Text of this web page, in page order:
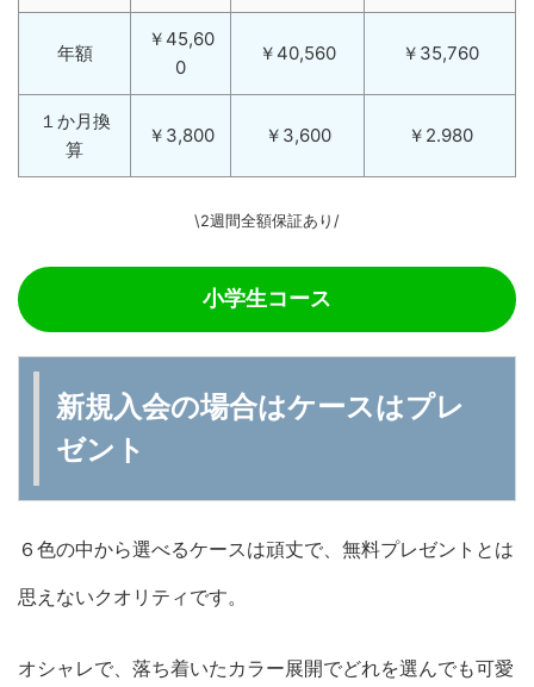
年額
￥45,60
0
￥40,560 ￥35,760
１か月換
算
￥3,800 ￥3,600 ￥2.980
\2週間全額保証あり/
小学生コース
新規入会の場合はケースはプレ
ゼント
６色の中から選べるケースは頑丈で、無料プレゼントとは
思えないクオリティです。
オシャレで、落ち着いたカラー展開でどれを選んでも可愛